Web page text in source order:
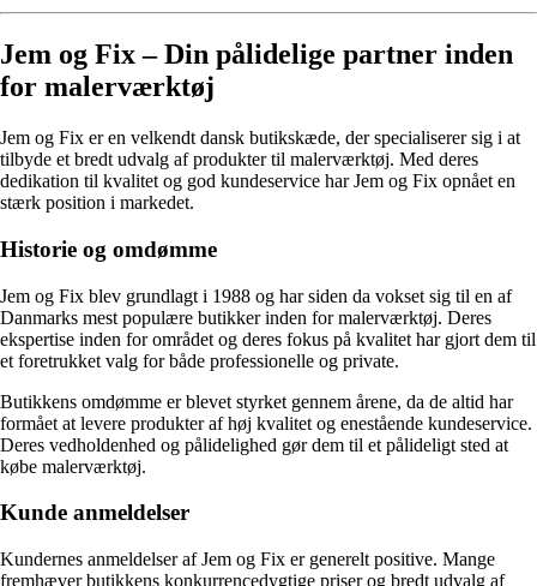
Jem og Fix – Din pålidelige partner inden
for malerværktøj
Jem og Fix er en velkendt dansk butikskæde, der specialiserer sig i at
tilbyde et bredt udvalg af produkter til malerværktøj. Med deres
dedikation til kvalitet og god kundeservice har Jem og Fix opnået en
stærk position i markedet.
Historie og omdømme
Jem og Fix blev grundlagt i 1988 og har siden da vokset sig til en af
Danmarks mest populære butikker inden for malerværktøj. Deres
ekspertise inden for området og deres fokus på kvalitet har gjort dem til
et foretrukket valg for både professionelle og private.
Butikkens omdømme er blevet styrket gennem årene, da de altid har
formået at levere produkter af høj kvalitet og enestående kundeservice.
Deres vedholdenhed og pålidelighed gør dem til et pålideligt sted at
købe malerværktøj.
Kunde anmeldelser
Kundernes anmeldelser af Jem og Fix er generelt positive. Mange
fremhæver butikkens konkurrencedygtige priser og bredt udvalg af